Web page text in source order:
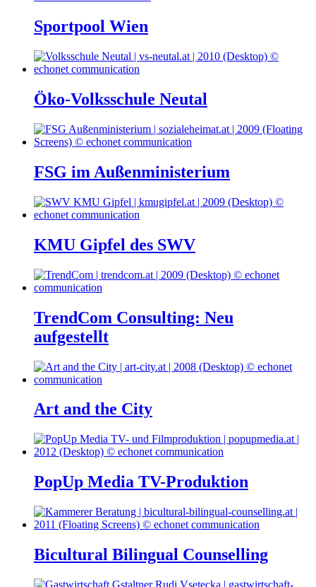
Sportpool Wien
Öko-Volksschule Neutal
FSG im Außenministerium
KMU Gipfel des SWV
TrendCom Consulting: Neu
aufgestellt
Art and the City
PopUp Media TV-Produktion
Bicultural Bilingual Counselling